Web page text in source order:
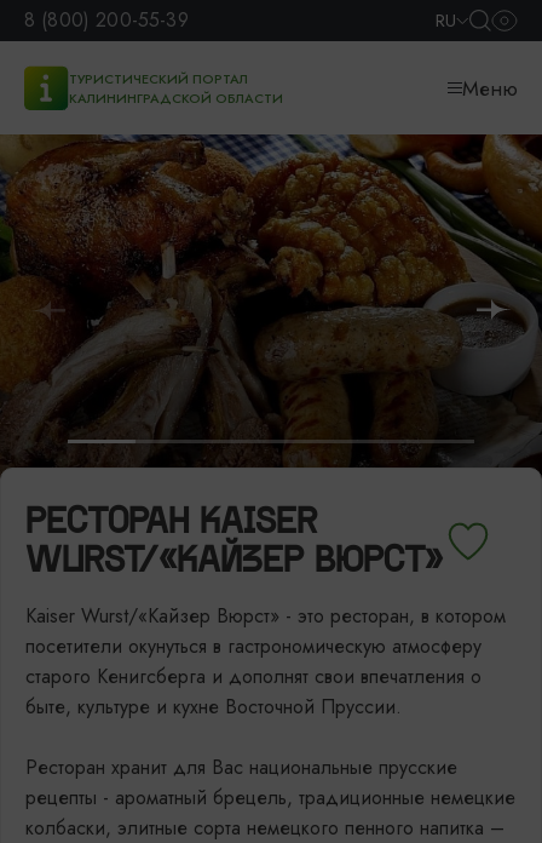
8 (800) 200-55-39 RU
ТУРИСТИЧЕСКИЙ ПОРТАЛ
КАЛИНИНГРАДСКОЙ ОБЛАСТИ
Меню
РЕСТОРАН KAISER
WURST/«КАЙЗЕР ВЮРСТ»
Kaiser Wurst/«Кайзер Вюрст» - это ресторан, в котором
посетители окунуться в гастрономическую атмосферу
старого Кенигсберга и дополнят свои впечатления о
быте, культуре и кухне Восточной Пруссии.
Ресторан хранит для Вас национальные прусские
рецепты - ароматный брецель, традиционные немецкие
колбаски, элитные сорта немецкого пенного напитка –